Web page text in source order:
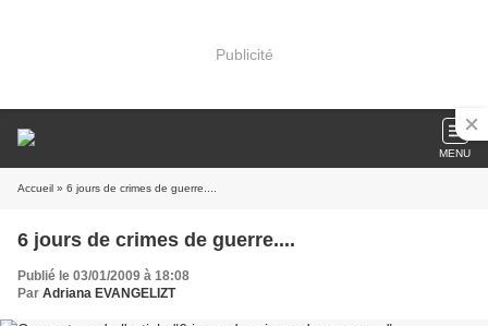
Publicité
MENU
Accueil » 6 jours de crimes de guerre....
6 jours de crimes de guerre....
Publié le 03/01/2009 à 18:08
Par Adriana EVANGELIZT